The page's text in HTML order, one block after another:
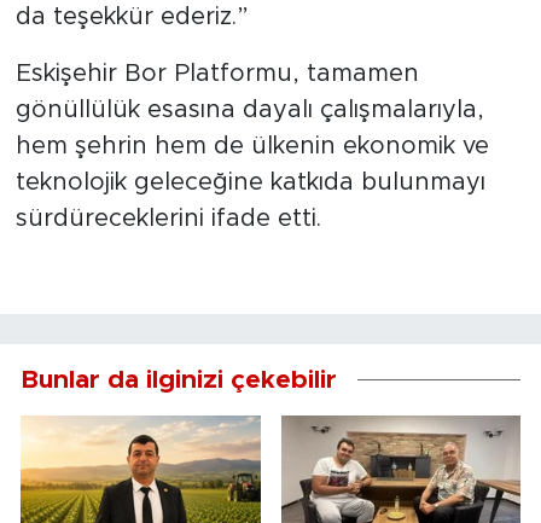
da teşekkür ederiz.”
Eskişehir Bor Platformu, tamamen
gönüllülük esasına dayalı çalışmalarıyla,
hem şehrin hem de ülkenin ekonomik ve
teknolojik geleceğine katkıda bulunmayı
sürdüreceklerini ifade etti.
Bunlar da ilginizi çekebilir